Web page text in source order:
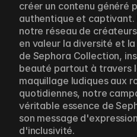
créer un contenu généré
authentique et captivant.
notre réseau de
en valeur la diversité et
de Sephora Collection,
beauté partout à travers
maquillage ludiques aux
quotidiennes, notre
véritable essence de
son message
d'inclusivité.